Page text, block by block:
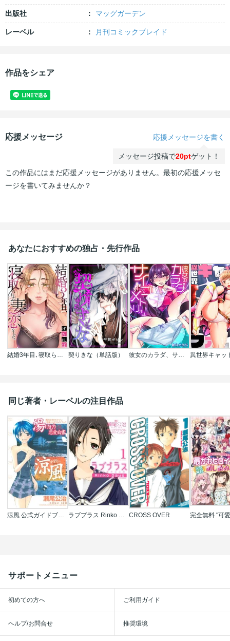
出版社 マッグガーデン
レーベル 月刊コミックブレイド
作品をシェア
応援メッセージ 応援メッセージを書く
メッセージ投稿で20ptゲット！
この作品にはまだ応援メッセージがありません。最初の応援メッセ
ージを書いてみませんか？
あなたにおすすめの独占・先行作品
結婚3年目､寝取られた妻に恋をした｡ 契りきな（単話版） 彼女のカラダ、サイコメトります。
同じ著者・レーベルの注目作品
涼風 公式ガイドブック 湯けむり恋愛白書 ラブプラス Rinko Days CROSS OVER
サポートメニュー
初めての方へ ご利用ガイド
ヘルプ/お問合せ 推奨環境